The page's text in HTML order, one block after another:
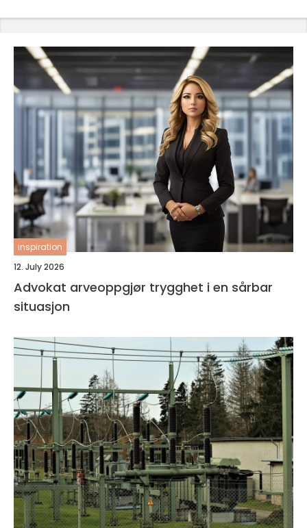
inspiration
12. July 2026
Advokat arveoppgjør trygghet i en sårbar
situasjon